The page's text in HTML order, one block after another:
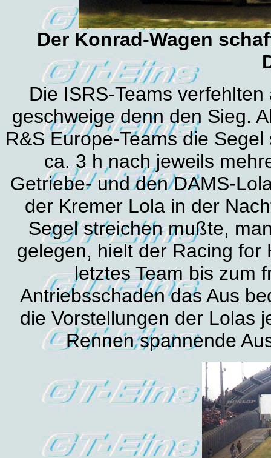
Der Konrad-Wagen
Die ISRS-Teams
geschweige denn den Sieg.
R&S Europe-Teams die
ca. 3 h nach jeweils
Getriebe- und den DAMS-
der Kremer Lola in der
Segel streichen mußte,
gelegen, hielt der Racing for
letztes Team bis zum
Antriebsschaden das Aus
die Vorstellungen der Lolas
Rennen spannende